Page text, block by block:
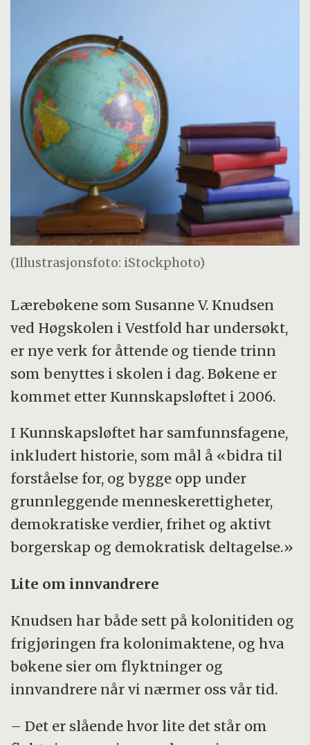
(Illustrasjonsfoto: iStockphoto)
Lærebøkene som Susanne V. Knudsen
ved Høgskolen i Vestfold har undersøkt,
er nye verk for åttende og tiende trinn
som benyttes i skolen i dag. Bøkene er
kommet etter Kunnskapsløftet i 2006.
I Kunnskapsløftet har samfunnsfagene,
inkludert historie, som mål å «bidra til
forståelse for, og bygge opp under
grunnleggende menneskerettigheter,
demokratiske verdier, frihet og aktivt
borgerskap og demokratisk deltagelse.»
Lite om innvandrere
Knudsen har både sett på kolonitiden og
frigjøringen fra kolonimaktene, og hva
bøkene sier om flyktninger og
innvandrere når vi nærmer oss vår tid.
– Det er slående hvor lite det står om